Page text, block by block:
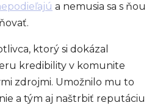
a nemusia sa s ňou
ktorý si dokázal
kredibility v komunite
zdrojmi. Umožnilo mu to
a tým aj naštrbiť reputáciu